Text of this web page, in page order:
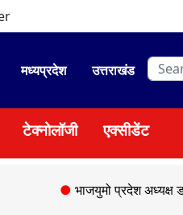
मध्यप्रदेश उत्तराखंड
टेक्नोलॉजी एक्सीडेंट
भाजयुमो प्रदेश अध्यक्ष डॉ. रोहित